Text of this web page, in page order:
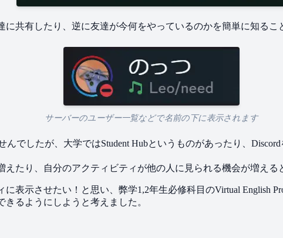
共有したり、​逆に​友達が​今​何を​やっているのかを​簡単に​知るこ
サーバーの​ユーザー一覧などで​名前の​下に​表示されます
でしたが、​大学では​Student Hubと​いう​ものが​あったり、​
たり、​自分の​アクティビティが​他の​人に​見られる​機会が​増える
表示させたい！と​思い、​弊学1,2年生必修科目の​Virtual English
きるようにしようと​考えました。